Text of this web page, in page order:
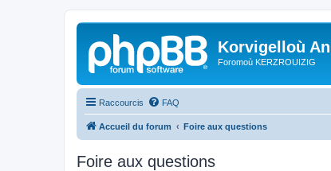
Korvigelloù An
Foromoù KERZROUIZIG
Raccourcis FAQ
Accueil du forum Foire aux questions
Foire aux questions